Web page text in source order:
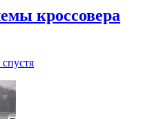
кроссовера